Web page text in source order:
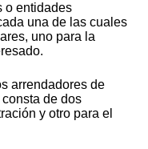
o entidades
una de las cuales
uno para la
arrendadores de
de dos
y otro para el